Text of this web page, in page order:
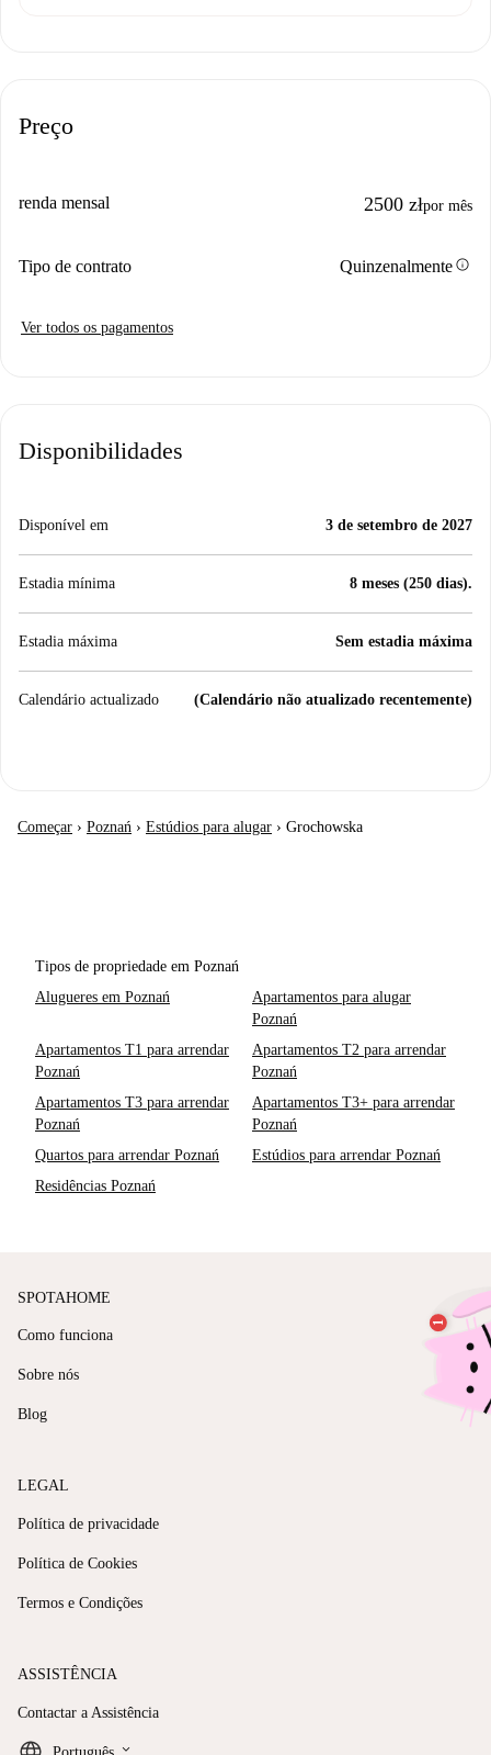
Preço
renda mensal 2500 złpor mês
Tipo de contrato Quinzenalmenteinfo
Ver todos os pagamentos
Disponibilidades
Disponível em 3 de setembro de 2027
Estadia mínima 8 meses (250 dias).
Estadia máxima Sem estadia máxima
Calendário actualizado (Calendário não atualizado recentemente)
Começar › Poznań › Estúdios para alugar › Grochowska
Tipos de propriedade em Poznań
Alugueres em Poznań
Apartamentos para alugar
Poznań
Apartamentos T1 para arrendar
Poznań
Apartamentos T2 para arrendar
Poznań
Apartamentos T3 para arrendar
Poznań
Apartamentos T3+ para arrendar
Poznań
Quartos para arrendar Poznań
Estúdios para arrendar Poznań
Residências Poznań
SPOTAHOME
Como funciona
Sobre nós
Blog
LEGAL
Política de privacidade
Política de Cookies
Termos e Condições
ASSISTÊNCIA
Contactar a Assistência
keyboard_arrow_down